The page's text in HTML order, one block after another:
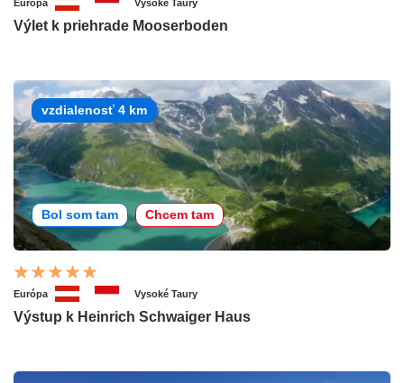
Európa Vysoké Taury
Výlet k priehrade Mooserboden
vzdialenosť 4 km
Bol som tam Chcem tam
Európa Vysoké Taury
Výstup k Heinrich Schwaiger Haus